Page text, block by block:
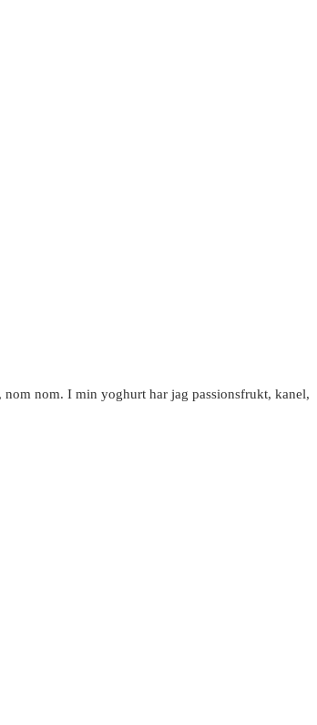
nom. I min yoghurt har jag passionsfrukt, kanel,